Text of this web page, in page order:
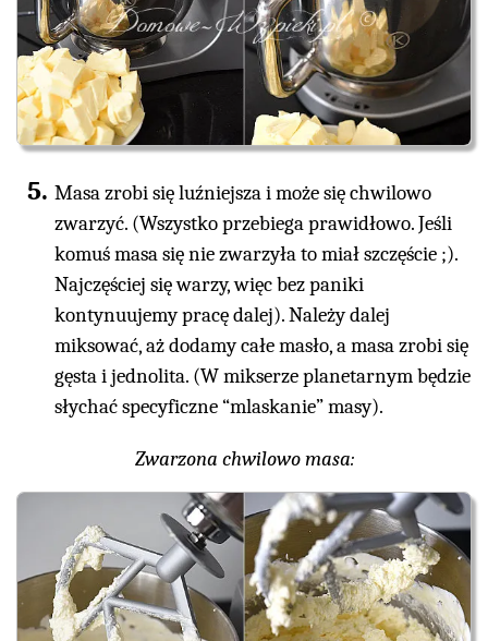
Masa zrobi się luźniejsza i może się chwilowo
zwarzyć. (Wszystko przebiega prawidłowo. Jeśli
komuś masa się nie zwarzyła to miał szczęście ;).
Najczęściej się warzy, więc bez paniki
kontynuujemy pracę dalej). Należy dalej
miksować, aż dodamy całe masło, a masa zrobi się
gęsta i jednolita. (W mikserze planetarnym będzie
słychać specyficzne “mlaskanie” masy).
Zwarzona chwilowo masa: